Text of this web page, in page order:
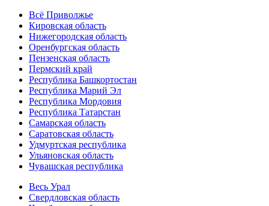
Всё Приволжье
Кировская область
Нижегородская область
Оренбургская область
Пензенская область
Пермский край
Республика Башкортостан
Республика Марий Эл
Республика Мордовия
Республика Татарстан
Самарская область
Саратовская область
Удмуртская республика
Ульяновская область
Чувашская республика
Весь Урал
Свердловская область